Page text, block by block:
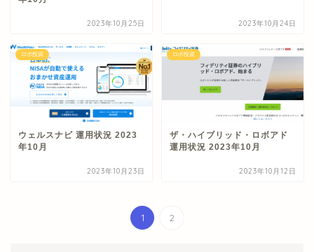
2023年10月25日 2023年10月24日
ロボ投資
ウェルスナビ 運用状況 2023
年10月
2023年10月23日
ロボ投資
ザ・ハイブリッド・ロボアド
運用状況 2023年10月
2023年10月12日
1 2